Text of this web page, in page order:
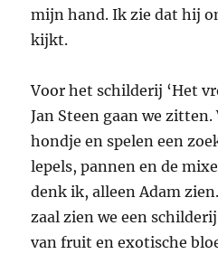
mijn hand. Ik zie dat hij
kijkt.
Voor het schilderij ‘Het
Jan Steen gaan we
hondje en spelen een
lepels, pannen en de
denk ik, alleen Adam
zaal zien we een
van fruit en exotische